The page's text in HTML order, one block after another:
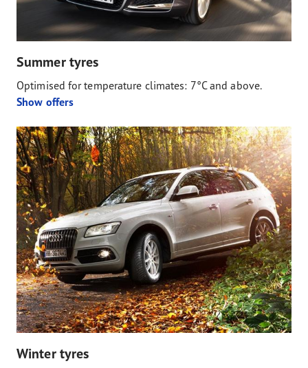
Summer tyres
Optimised for temperature climates: 7°C and above.
Show offers
Winter tyres